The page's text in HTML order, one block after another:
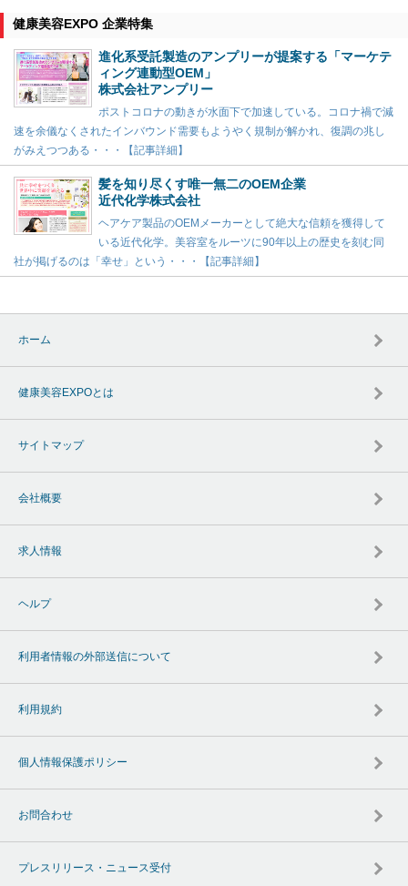
健康美容EXPO 企業特集
進化系受託製造のアンプリーが提案する「マーケテ
ィング連動型OEM」
株式会社アンプリー
ポストコロナの動きが水面下で加速している。コロナ禍で減
速を余儀なくされたインバウンド需要もようやく規制が解かれ、復調の兆し
がみえつつある・・・【記事詳細】
髪を知り尽くす唯一無二のOEM企業
近代化学株式会社
ヘアケア製品のOEMメーカーとして絶大な信頼を獲得して
いる近代化学。美容室をルーツに90年以上の歴史を刻む同
社が掲げるのは「幸せ」という・・・【記事詳細】
ホーム
健康美容EXPOとは
サイトマップ
会社概要
求人情報
ヘルプ
利用者情報の外部送信について
利用規約
個人情報保護ポリシー
お問合わせ
プレスリリース・ニュース受付